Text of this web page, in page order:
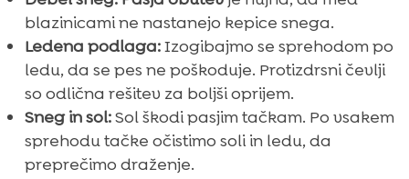
blazinicami ne nastanejo kepice snega.
Ledena podlaga:Izogibajmo se sprehodom po
ledu, da se pes ne poškoduje. Protizdrsni čevlji
so odlična rešitev za boljši oprijem.
Sneg in sol:Sol škodi pasjim tačkam. Po vsakem
sprehodu tačke očistimo soli in ledu, da
preprečimo draženje.